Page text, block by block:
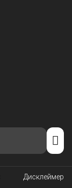
Дисклеймер